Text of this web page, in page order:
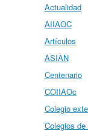
Actualidad
AIIAOC
Artículos
ASIAN
Centenario
COIIAOc
Colegio
Colegios